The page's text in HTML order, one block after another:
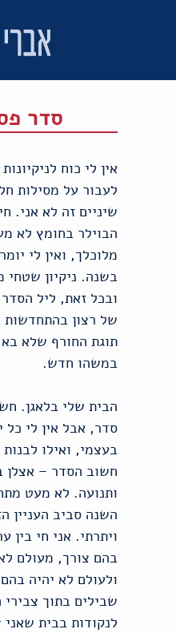
סדר
אין לי כוח
לעבור על מסילות
שיניים זה לא אני.
הבוילר בחומץ לא
מלוכלך, ואין לי
בשנה. ניקיון שטחי
ובכל זאת, ליל
של רצון בהתחדשות
תוגת החורף שלא
במשהו חדש.
הבית שלי בלאגן.
סדר, אבל אין לי כל
בעצמי, ואילו
חשוב הסדר – אצלן
ותנועה. לא מעט
השנה סביב העניין
ויתרתי. אני חי בין
בהם צורך, מעולם
ולעולם לא יהיה
שבילים בתוך
לנקודות בבית שאני